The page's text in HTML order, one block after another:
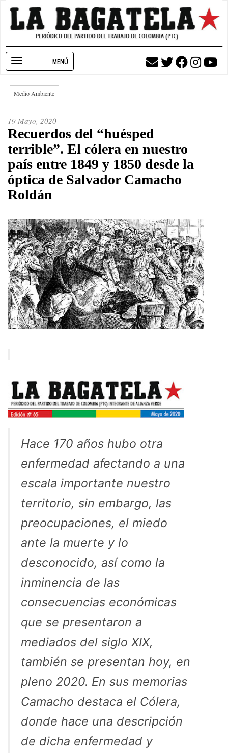
Pasar
contenido
navigation
Medio Ambiente
19 Mayo, 2020
Recuerdos del “huésped
terrible”. El cólera en nuestro
país entre 1849 y 1850 desde la
óptica de Salvador Camacho
Roldán
Hace 170 años hubo otra
enfermedad afectando a una
escala importante nuestro
territorio, sin embargo, las
preocupaciones, el miedo
ante la muerte y lo
desconocido, así como la
inminencia de las
consecuencias económicas
que se presentaron a
mediados del siglo XIX,
también se presentan hoy, en
pleno 2020. En sus memorias
Camacho destaca el Cólera,
donde hace una descripción
de dicha enfermedad y